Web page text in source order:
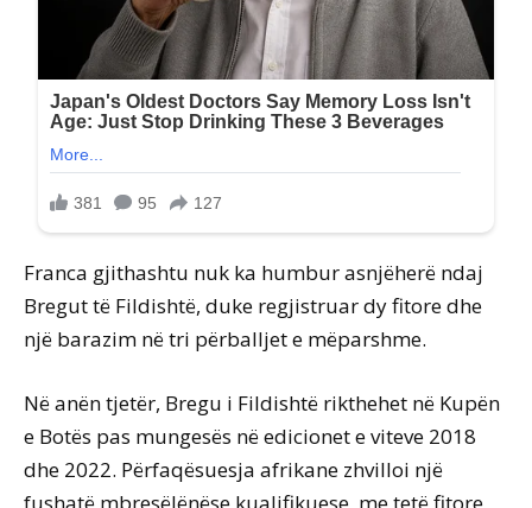
Franca gjithashtu nuk ka humbur asnjëherë ndaj
Bregut të Fildishtë, duke regjistruar dy fitore dhe
një barazim në tri përballjet e mëparshme.
Në anën tjetër, Bregu i Fildishtë rikthehet në Kupën
e Botës pas mungesës në edicionet e viteve 2018
dhe 2022. Përfaqësuesja afrikane zhvilloi një